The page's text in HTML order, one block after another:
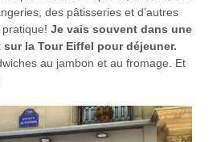
des pâtisseries et d’autres
pratique! Je vais souvent dans une
la Tour Eiffel pour déjeuner.
au jambon et au fromage. Et